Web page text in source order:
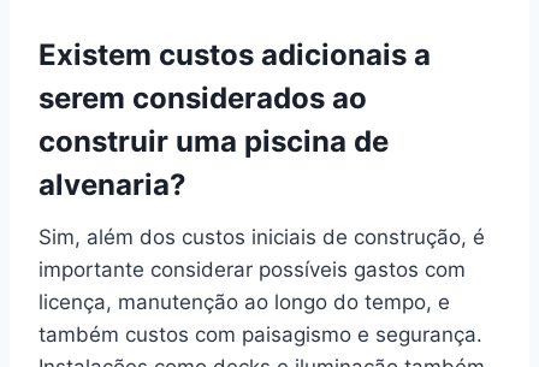
Existem custos adicionais a
serem considerados ao
construir uma piscina de
alvenaria?
Sim, além dos custos iniciais de construção, é
importante considerar possíveis gastos com
licença, manutenção ao longo do tempo, e
também custos com paisagismo e segurança.